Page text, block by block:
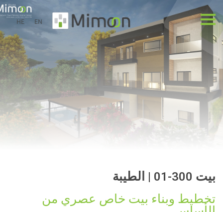
EN
HE
بيت 300-01 | الطيبة
تخطيط وبناء بيت خاص عصري من